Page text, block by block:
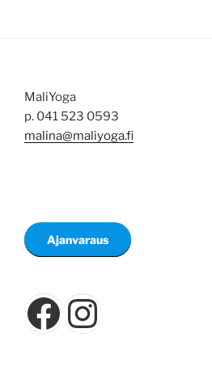
MaliYoga
p. 041 523 0593
malina@maliyoga.fi
Ajanvaraus
Facebook